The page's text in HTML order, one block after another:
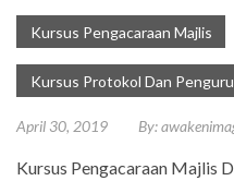
Kursus Pengacaraan Majlis
Kursus Protokol Dan
April 30, 2019 By:
Kursus Pengacaraan Majlis